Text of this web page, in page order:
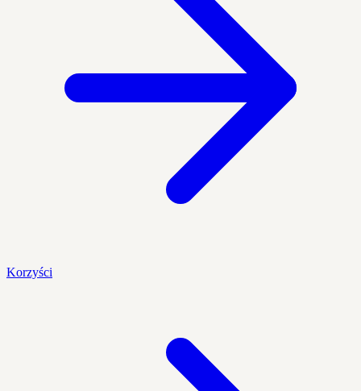
Korzyści